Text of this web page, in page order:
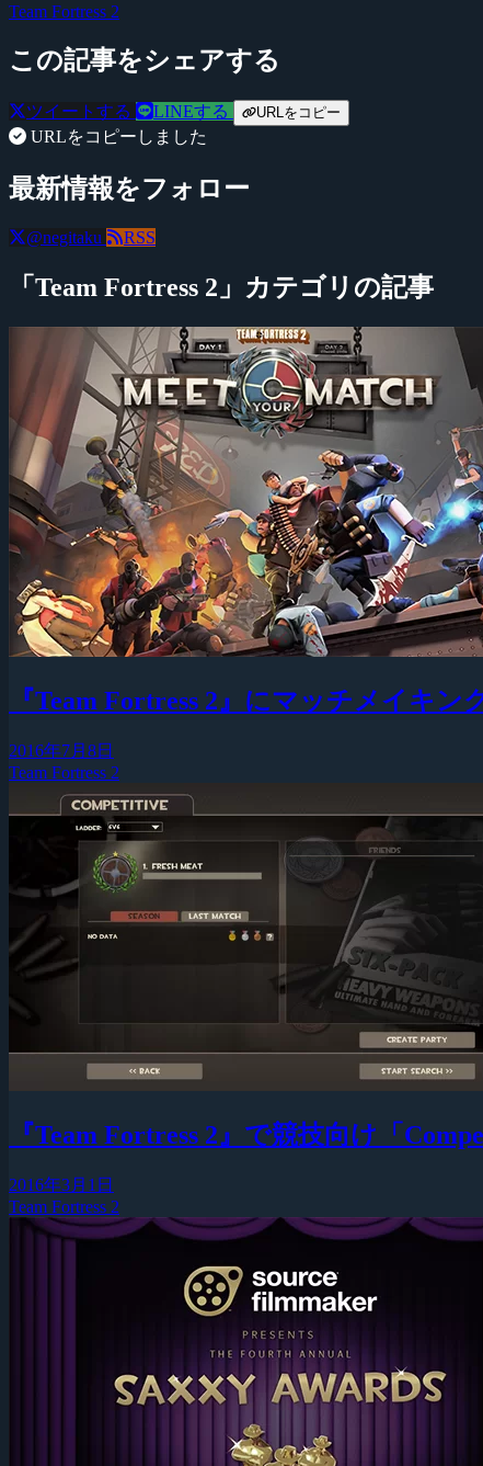
Team Fortress 2
この記事をシェアする
ツイートする LINEする URLをコピー
URLをコピーしました
最新情報をフォロー
@negitaku RSS
「Team Fortress 2」カテゴリの記事
『Team Fortress 2』にマッチメイキ
2016年7月8日
Team Fortress 2
『Team Fortress 2』で競技向け「
2016年3月1日
Team Fortress 2